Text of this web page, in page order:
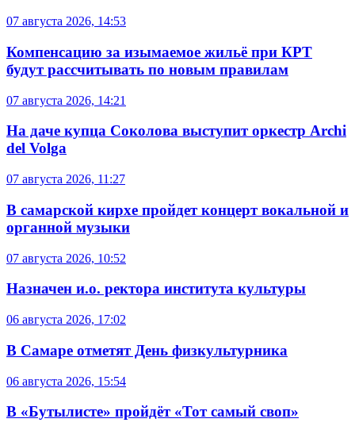
07 августа 2026, 14:53
Компенсацию за изымаемое жильё при КРТ
будут рассчитывать по новым правилам
07 августа 2026, 14:21
На даче купца Соколова выступит оркестр Archi
del Volga
07 августа 2026, 11:27
В самарской кирхе пройдет концерт вокальной и
органной музыки
07 августа 2026, 10:52
Назначен и.о. ректора института культуры
06 августа 2026, 17:02
В Самаре отметят День физкультурника
06 августа 2026, 15:54
В «Бутылисте» пройдёт «Тот самый своп»